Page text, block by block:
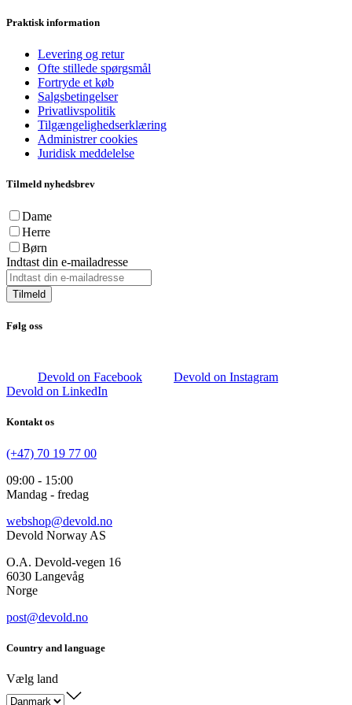
Praktisk information
Levering og retur
Ofte stillede spørgsmål
Fortryde et køb
Salgsbetingelser
Privatlivspolitik
Tilgængelighedserklæring
Administrer cookies
Juridisk meddelelse
Tilmeld nyhedsbrev
Dame
Herre
Børn
Indtast din e-mailadresse
Tilmeld
Følg oss
Devold on Facebook
Devold on Instagram
Devold on LinkedIn
Kontakt os
(+47) 70 19 77 00
09:00 - 15:00
Mandag - fredag
webshop@devold.no
Devold Norway AS
O.A. Devold-vegen 16
6030 Langevåg
Norge
post@devold.no
Country and language
Vælg land